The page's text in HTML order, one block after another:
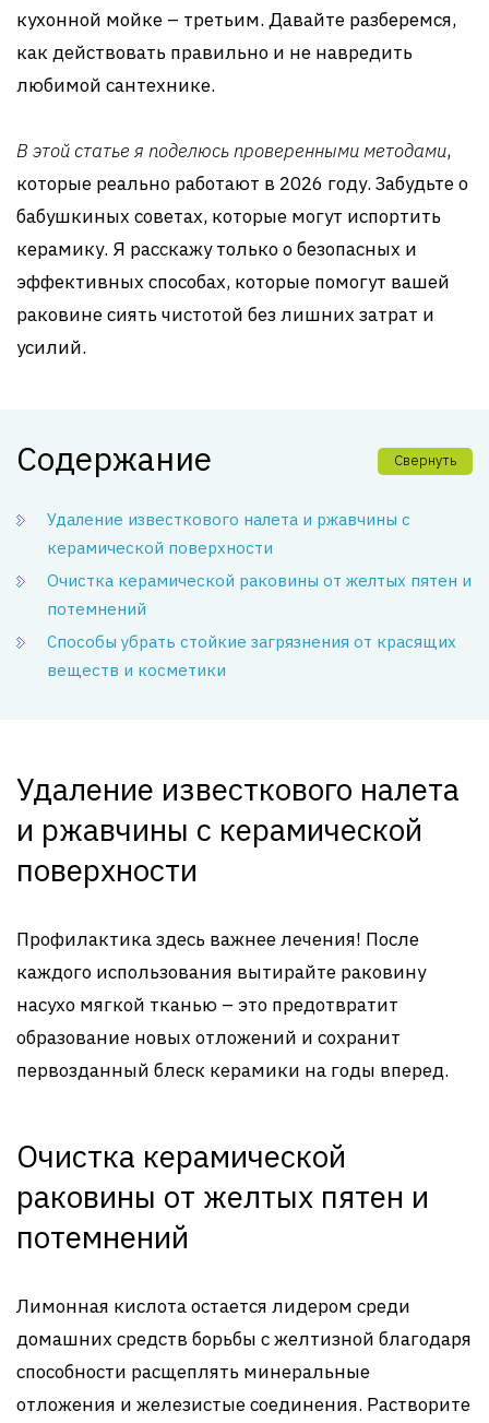
кухонной мойке – третьим. Давайте разберемся,
как действовать правильно и не навредить
любимой сантехнике.
В этой статье я поделюсь проверенными методами,
которые реально работают в 2026 году. Забудьте о
бабушкиных советах, которые могут испортить
керамику. Я расскажу только о безопасных и
эффективных способах, которые помогут вашей
раковине сиять чистотой без лишних затрат и
усилий.
Содержание Свернуть
Удаление известкового налета и ржавчины с
керамической поверхности
Очистка керамической раковины от желтых пятен и
потемнений
Способы убрать стойкие загрязнения от красящих
веществ и косметики
Удаление известкового налета
и ржавчины с керамической
поверхности
Профилактика здесь важнее лечения! После
каждого использования вытирайте раковину
насухо мягкой тканью – это предотвратит
образование новых отложений и сохранит
первозданный блеск керамики на годы вперед.
Очистка керамической
раковины от желтых пятен и
потемнений
Лимонная кислота остается лидером среди
домашних средств борьбы с желтизной благодаря
способности расщеплять минеральные
отложения и железистые соединения. Растворите